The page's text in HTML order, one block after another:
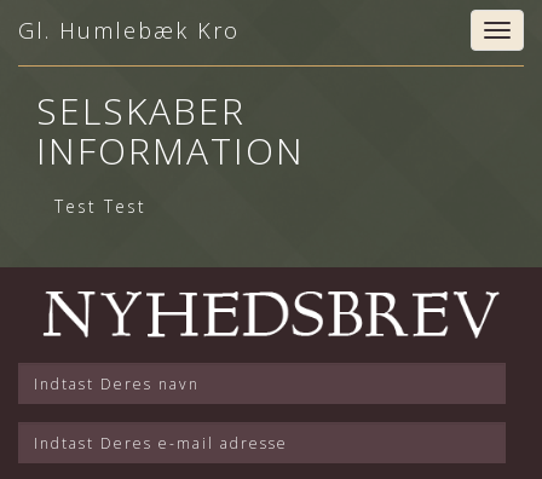
Gl. Humlebæk Kro
SELSKABER
INFORMATION
Test Test